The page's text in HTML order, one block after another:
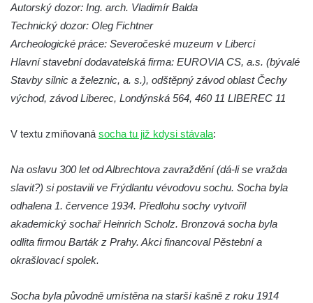
Pamětní deska na biskupské rezidenci v
Českých Budějovicích
Kamenném Újezdě
Újezd a Krauchthal v parku na Náměstí v
Kamenném Újezdě
Socha na náměstí J. V. Kamarýta ve
Velešíně
Pomník J. V. Kamarýta v Krumlovské ulici ve
Velešíně
Pamětní deska arcibiskupa Micara ve
Autorský dozor: Ing. arch. Vladimír Balda
Technický dozor: Oleg Fichtner
Archeologické práce: Severočeské muzeum v Liberci
Hlavní stavební dodavatelská firma: EUROVIA CS, a.s. (bývalé
Stavby silnic a železnic, a. s.), odštěpný závod oblast Čechy
východ, závod Liberec, Londýnská 564, 460 11 LIBEREC 11
V textu zmiňovanásocha tu již kdysi stávala:
Na oslavu 300 let od Albrechtova zavraždění (dá-li se vražda
slavit?) si postavili ve Frýdlantu vévodovu sochu. Socha byla
odhalena 1. července 1934. Předlohu sochy vytvořil
akademický sochař Heinrich Scholz. Bronzová socha byla
odlita firmou Barták z Prahy. Akci financoval Pěstební a
okrašlovací spolek.
Socha byla původně umístěna na starší kašně z roku 1914